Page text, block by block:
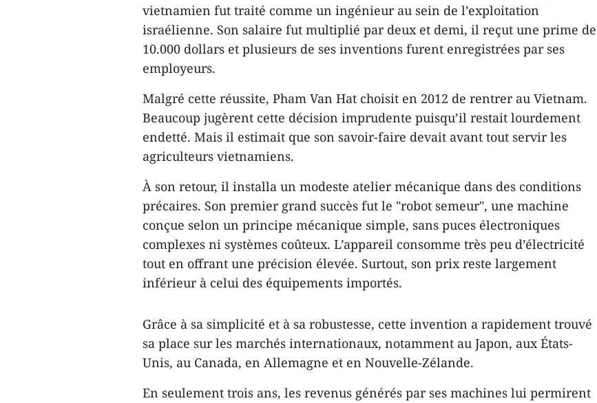
vietnamien fut traité comme un ingénieur au sein de l’exploitation
israélienne. Son salaire fut multiplié par deux et demi, il reçut une prime de
10.000 dollars et plusieurs de ses inventions furent enregistrées par ses
employeurs.
Malgré cette réussite, Pham Van Hat choisit en 2012 de rentrer au Vietnam.
Beaucoup jugèrent cette décision imprudente puisqu’il restait lourdement
endetté. Mais il estimait que son savoir-faire devait avant tout servir les
agriculteurs vietnamiens.
À son retour, il installa un modeste atelier mécanique dans des conditions
précaires. Son premier grand succès fut le "robot semeur", une machine
conçue selon un principe mécanique simple, sans puces électroniques
complexes ni systèmes coûteux. L’appareil consomme très peu d’électricité
tout en offrant une précision élevée. Surtout, son prix reste largement
inférieur à celui des équipements importés.
Grâce à sa simplicité et à sa robustesse, cette invention a rapidement trouvé
sa place sur les marchés internationaux, notamment au Japon, aux États-
Unis, au Canada, en Allemagne et en Nouvelle-Zélande.
En seulement trois ans, les revenus générés par ses machines lui permirent